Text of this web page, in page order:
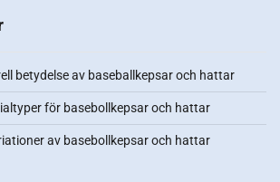
betydelse av baseballkepsar och hattar
för basebollkepsar och hattar
av basebollkepsar och hattar